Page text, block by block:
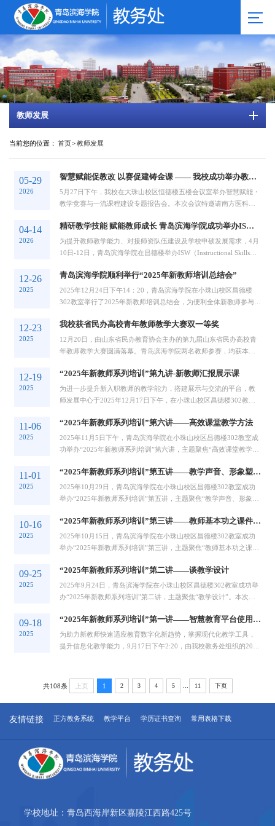
教师发展
当前您的位置： 首页>教师发展
05-29
2026
智慧赋能促教改 以赛促建铸金课 —— 我校成功举办教学竞赛与一流课程建设专题报告...
5月27日下午，我校在大珠山校区恒德楼五楼会议室举办智慧赋能・
教学竞赛与一流课程建设专题报告会。本次会议特邀请南方医科大
04-14
2026
精研教学技能 赋能教师成长 青岛滨海学院成功举办ISW教学技能工作坊
为提升教师教学能力、对接师资队伍建设及学校申硕发展需求，4月
10日-12日，青岛滨海学院在昌德楼举办ISW（Instructional Skills
12-26
2025
青岛滨海学院顺利举行“2025年新教师培训总结会”
2025年12月24日下午14：20，青岛滨海学院在小珠山校区昌德楼
302教室举行了2025年新教师培训总结会，为便利全体新教师参与，
12-23
2025
我校获省民办高校青年教师教学大赛双一等奖
12月20日，由山东省民办教育协会主办的第九届山东省民办高校青
年教师教学大赛圆满落幕。青岛滨海学院两名教师参赛，均获本科
12-19
2025
“2025年新教师系列培训”第九讲-新教师汇报展示课
为进一步提升新入职教师的教学能力，搭建展示与交流的平台，教
师发展中心于2025年12月17日下午，在小珠山校区昌德楼302教室
11-06
2025
“2025年新教师系列培训”第六讲——高效课堂教学方法
2025年11月5日下午，青岛滨海学院在小珠山校区昌德楼302教室成
功举办“2025年新教师系列培训”第六讲，主题聚焦“高效课堂教学方
11-01
2025
“2025年新教师系列培训”第五讲——教学声音、形象塑造与语言表达
2025年10月29日，青岛滨海学院在小珠山校区昌德楼302教室成功
举办“2025年新教师系列培训”第五讲，主题聚焦“教学声音、形象塑
10-16
2025
“2025年新教师系列培训”第三讲——教师基本功之课件制作及板书设计
2025年10月15日，青岛滨海学院在小珠山校区昌德楼302教室成功
举办“2025年新教师系列培训”第三讲，主题聚焦“教师基本功之课件
09-25
2025
“2025年新教师系列培训”第二讲——谈教学设计
2025年9月24日，青岛滨海学院在小珠山校区昌德楼302教室成功举
办“2025年新教师系列培训”第二讲，主题聚焦“教学设计”。本次培
09-18
2025
“2025年新教师系列培训”第一讲——智慧教育平台使用培训
为助力新教师快速适应教育数字化新趋势，掌握现代化教学工具，
提升信息化教学能力，9月17日下午2:20，由我校教务处组织的2025
共108条 上页 1 2 3 4 5 11 下页
友情链接 正方教务系统 教学平台 学历证书查询 常用表格下载
学校地址：青岛西海岸新区嘉陵江西路425号